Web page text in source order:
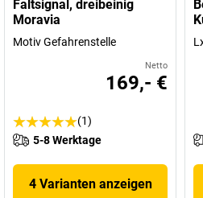
Faltsignal, dreibeinig
Moravia
Motiv Gefahrenstelle
Netto
169,- €
(1)
5-8 Werktage
4 Varianten anzeigen